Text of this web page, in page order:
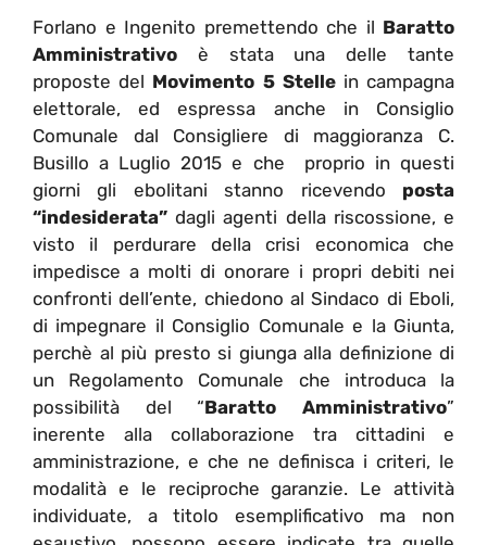
Forlano e Ingenito premettendo che il Baratto
Amministrativo è stata una delle tante
proposte del Movimento 5 Stellein campagna
elettorale, ed espressa anche in Consiglio
Comunale dal Consigliere di maggioranza C.
Busillo a Luglio 2015 e che proprio in questi
giorni gli ebolitani stanno ricevendo posta
“indesiderata” dagli agenti della riscossione, e
visto il perdurare della crisi economica che
impedisce a molti di onorare i propri debiti nei
confronti dell’ente, chiedono al Sindaco di Eboli,
di impegnare il Consiglio Comunale e la Giunta,
perchè al più presto si giunga alla definizione di
un Regolamento Comunale che introduca la
possibilità del “Baratto Amministrativo”
inerente alla collaborazione tra cittadini e
amministrazione, e che ne definisca i criteri, le
modalità e le reciproche garanzie. Le attività
individuate, a titolo esemplificativo ma non